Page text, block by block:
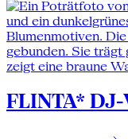
FLINTA*